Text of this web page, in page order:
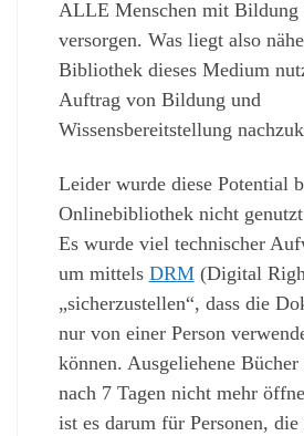
ALLE Menschen mit Bildung
versorgen. Was liegt also
Bibliothek dieses Medium
Auftrag von Bildung und
Wissensbereitstellung
Leider wurde diese Potential
Onlinebibliothek nicht
Es wurde viel technischer
um mittels DRM(Digital
„sicherzustellen“, dass die
nur von einer Person
können. Ausgeliehene
nach 7 Tagen nicht mehr
ist es darum für Personen, die